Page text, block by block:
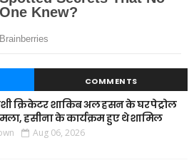
COMMENTS
क्रिकेटर शाकिब अल हसन के घर पेट्रोल
हसीना के कार्यक्रम हुए थे शामिल
Aug 06, 2026